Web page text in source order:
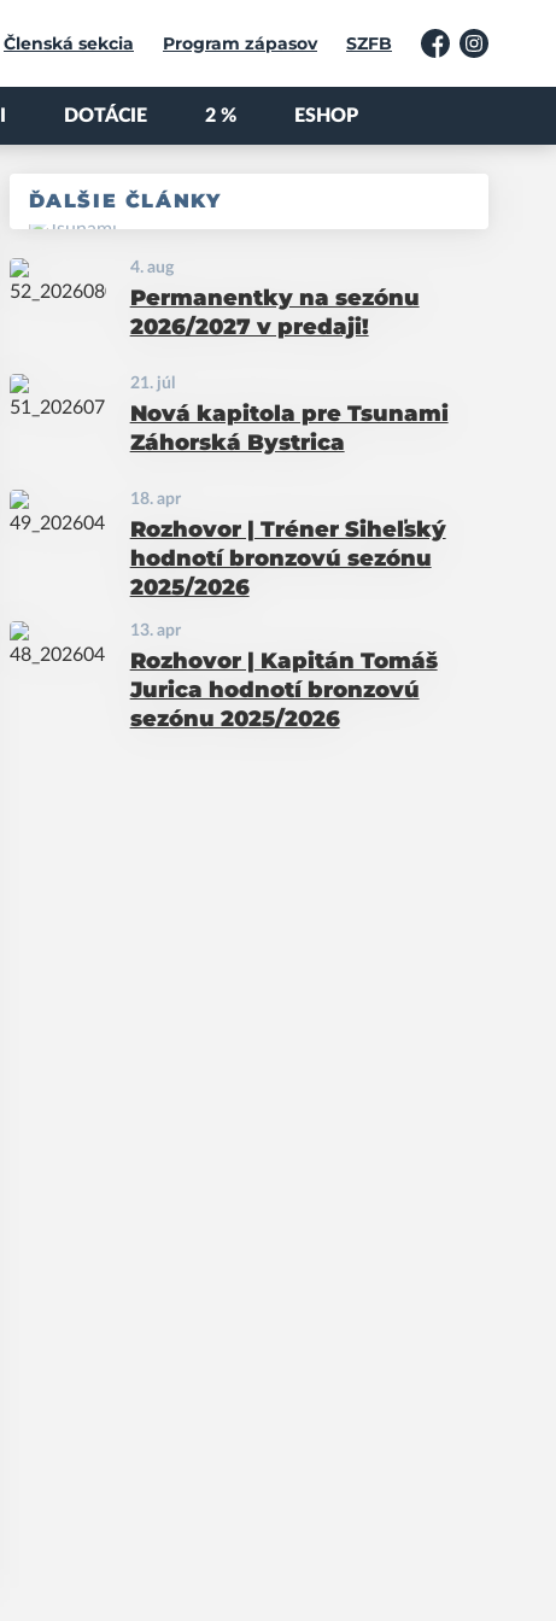
Členská sekcia Program zápasov SZFB FacebookInstagram
DOTÁCIE 2 % ESHOP
ĎALŠIE ČLÁNKY
4. aug
Permanentky na sezónu
2026/2027 v predaji!
21. júl
Nová kapitola pre Tsunami
Záhorská Bystrica
18. apr
Rozhovor | Tréner Siheľský
hodnotí bronzovú sezónu
2025/2026
13. apr
Rozhovor | Kapitán Tomáš
Jurica hodnotí bronzovú
sezónu 2025/2026